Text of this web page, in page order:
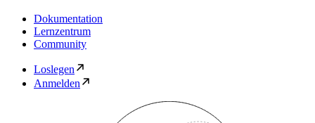
Dokumentation
Lernzentrum
Community
Loslegen
Anmelden